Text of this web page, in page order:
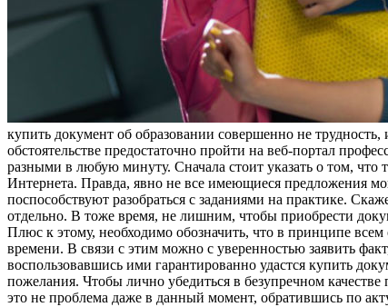
купить документ об образовании совершенно не
обстоятельстве предостаточно пройти на веб-портал
разными в любую минуту. Сначала стоит указать о том, что
Интернета. Правда, явно не все имеющиеся предложения
поспособствуют разобраться с заданиями на практике.
отдельно. В тоже время, не лишним, чтобы приобрести
Плюс к этому, необходимо обозначить, что в принципе
времени. В связи с этим можно с уверенностью заявить
воспользовавшись ими гарантированно удастся купить
пожелания. Чтобы лично убедиться в безупречном
это не проблема даже в данный момент, обратившись по